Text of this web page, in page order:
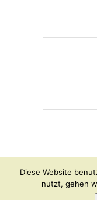
© OLAF HAJEK 2026
Instagram Facebook
Diese Website
nutzt, gehen